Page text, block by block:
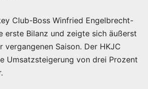
Club-Boss Winfried Engelbrecht-
erste Bilanz und zeigte sich äußerst
vergangenen Saison. Der HKJC
Umsatzsteigerung von drei Prozent